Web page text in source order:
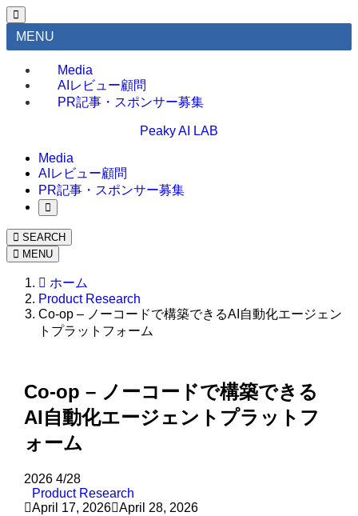
MENU
Media
AIレビュー顧問
PR記事・スポンサー募集
Peaky AI LAB
Media
AIレビュー顧問
PR記事・スポンサー募集
SEARCH
MENU
ホーム
Product Research
Co-op – ノーコードで構築できるAI自動化エージェン
トプラットフォーム
Co-op – ノーコードで構築できる
AI自動化エージェントプラットフ
ォーム
2026 4/28
Product Research
April 17, 2026
April 28, 2026